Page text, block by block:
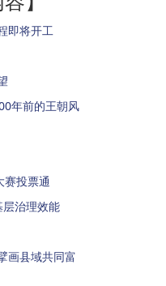
即将开工
年前的王朝风
赛投票通
治理效能
画县域共同富